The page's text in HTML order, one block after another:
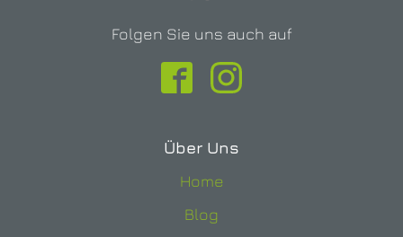
Folgen Sie uns auch auf
Über Uns
Home
Blog